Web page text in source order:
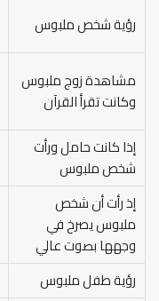
رؤية شخص ملبوس
مشاهدة زوج ملبوس
وكانت تقرأ القرآن
إذا كانت حامل ورأت
شخص ملبوس
إذ رأت أن شخص
ملبوس يصرخ في
وجهها بصوت عالي
رؤية طفل ملبوس